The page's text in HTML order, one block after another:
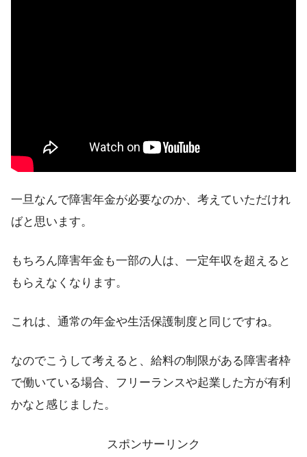
一旦なんで障害年金が必要なのか、考えていただけれ
ばと思います。
もちろん障害年金も一部の人は、 一定年収を超えると
もらえなくなります。
これは、通常の年金や生活保護制度と同じですね。
なのでこうして考えると、給料の制限がある障害者枠
で働いている場合、フリーランスや起業した方が有利
かなと感じました。
スポンサーリンク